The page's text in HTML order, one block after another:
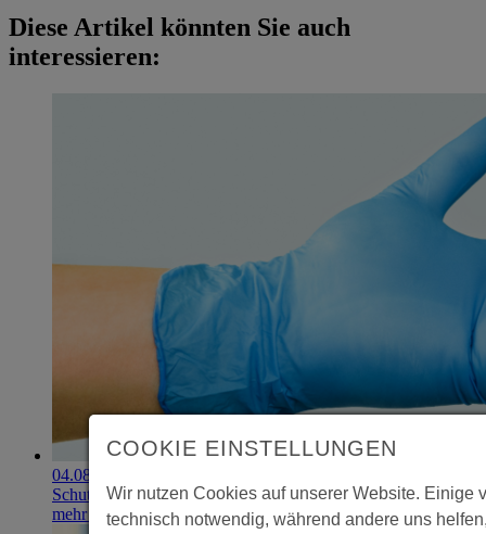
Diese Artikel könnten Sie auch
interessieren:
04.08.2026
Schutzhandschuhe erzielen 900.000-Euro-Exit
mehr erfahren
COOKIE EINSTELLUNGEN
Wir nutzen Cookies auf unserer Website. Einige
technisch notwendig, während andere uns